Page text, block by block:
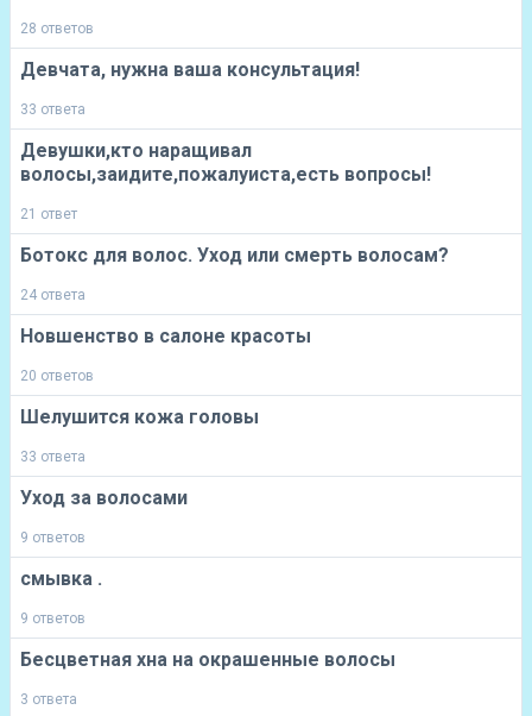
28 ответов
Девчата, нужна ваша консультация!
33 ответа
Девушки,кто наращивал
волосы,заидите,пожалуиста,есть вопросы!
21 ответ
Ботокс для волос. Уход или смерть волосам?
24 ответа
Новшенство в салоне красоты
20 ответов
Шелушится кожа головы
33 ответа
Уход за волосами
9 ответов
смывка .
9 ответов
Бесцветная хна на окрашенные волосы
3 ответа